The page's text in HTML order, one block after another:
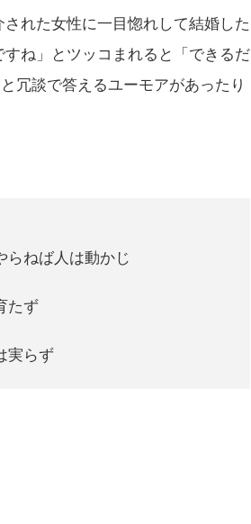
れた女性に一目惚れして結婚した
ね」とツッコまれると「できるだ
冗談で答えるユーモアがあったり
ねば人は動かじ
たず
実らず